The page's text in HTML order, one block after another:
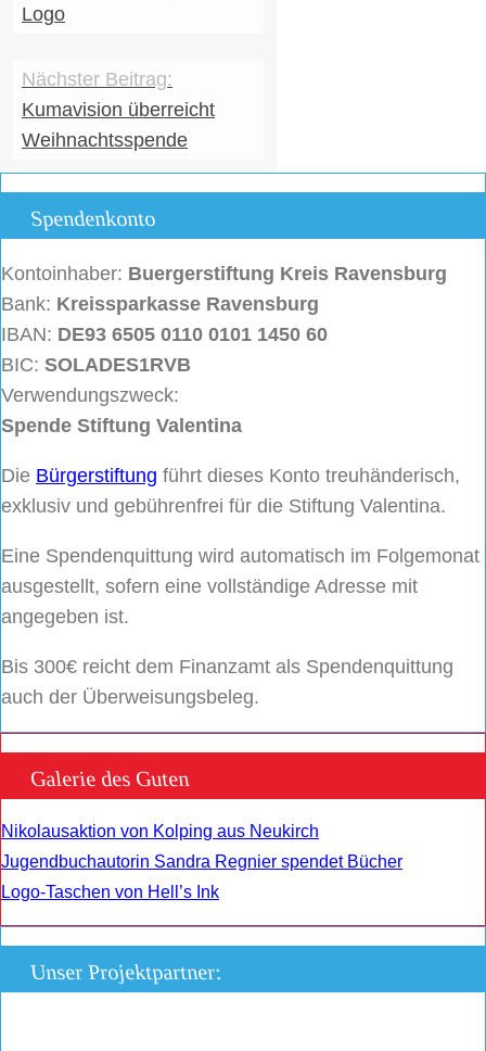
Logo
Kumavision überreicht
Weihnachtsspende
Spendenkonto
Kontoinhaber: Buergerstiftung Kreis Ravensburg
Bank: Kreissparkasse Ravensburg
IBAN: DE93 6505 0110 0101 1450 60
BIC: SOLADES1RVB
Verwendungszweck:
Spende Stiftung Valentina
Die Bürgerstiftung führt dieses Konto treuhänderisch,
exklusiv und gebührenfrei für die Stiftung Valentina.
Eine Spendenquittung wird automatisch im Folgemonat
ausgestellt, sofern eine vollständige Adresse mit
angegeben ist.
Bis 300€ reicht dem Finanzamt als Spendenquittung
auch der Überweisungsbeleg.
Galerie des Guten
Nikolausaktion von Kolping aus Neukirch
Jugendbuchautorin Sandra Regnier spendet Bücher
Logo-Taschen von Hell’s Ink
Unser Projektpartner: